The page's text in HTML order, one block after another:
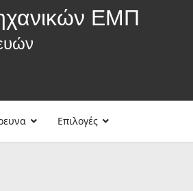
ΕΜΠ
Επιλογές